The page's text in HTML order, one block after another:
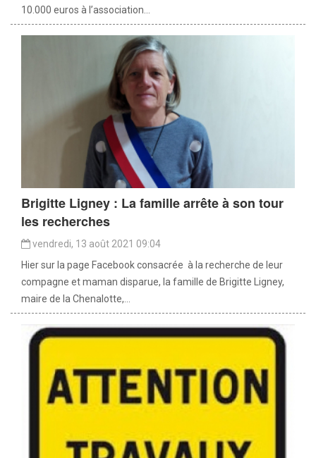
10.000 euros à l’association...
Brigitte Ligney : La famille arrête à son tour
les recherches
vendredi, 13 août 2021 09:04
Hier sur la page Facebook consacrée à la recherche de leur
compagne et maman disparue, la famille de Brigitte Ligney,
maire de la Chenalotte,...